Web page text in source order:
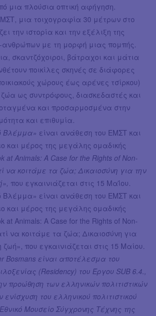
μια πλούσια οπτική αφήγηση.
μια τοιχογραφία 30 μέτρων στο
την ιστορία και την εξέλιξη της
με τη μορφή μιας πομπής.
σκαντζόχοιροι, βάτραχοι και μάτια
ποικίλες σκηνές σε διάφορες
χώρους έως αρένες τσίρκου)
ως συντρόφους, διασκεδαστές και
και προσαρμοσμένα στην
και επιθυμία.
Βλέμμα» είναι ανάθεση του ΕΜΣΤ και
και μέρος της μεγάλης ομαδικής
at Animals: A Case for the Rights of Non-
να κοιτάμε τα ζώα; Δικαιοσύνη για την
που εγκαινιάζεται στις 15 Μαΐου.
είναι ανάθεση του ΕΜΣΤ και
και μέρος της μεγάλης ομαδικής
at Animals: A Case for the Rights of Non-
να κοιτάμε τα ζώα; Δικαιοσύνη για
που εγκαινιάζεται στις 15 Μαίου.
Bosmans είναι αποτέλεσμα του
(Residency) του Έργου SUB 6.4.,
προώθηση των ελληνικών πολιτιστικών
του ελληνικού πολιτιστικού
Μουσείο Σύγχρονης Τέχνης της